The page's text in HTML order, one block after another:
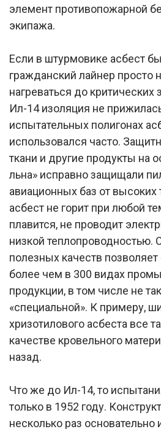
элемент противопожарной
экипажа.
Если в штурмовике асбест
гражданский лайнер просто
нагреваться до критических
Ил-14 изоляция не
испытательных полигонах
использовался часто.
ткани и другие продукты на
льна» исправно защищали
авиационных баз от высоких
асбест не горит при любой
плавится, не проводит
низкой теплопроводностью.
полезных качеств
более чем в 300 видах
продукции, в том числе не
«специальной». К примеру,
хризотилового асбеста все
качестве кровельного
назад.
Что же до Ил-14, то
только в 1952 году.
несколько раз основательно